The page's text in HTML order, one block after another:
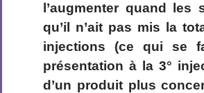
l’augmenter quand
qu’il n’ait pas mis la
injections (ce qui se
présentation à la 3°
d’un produit plus